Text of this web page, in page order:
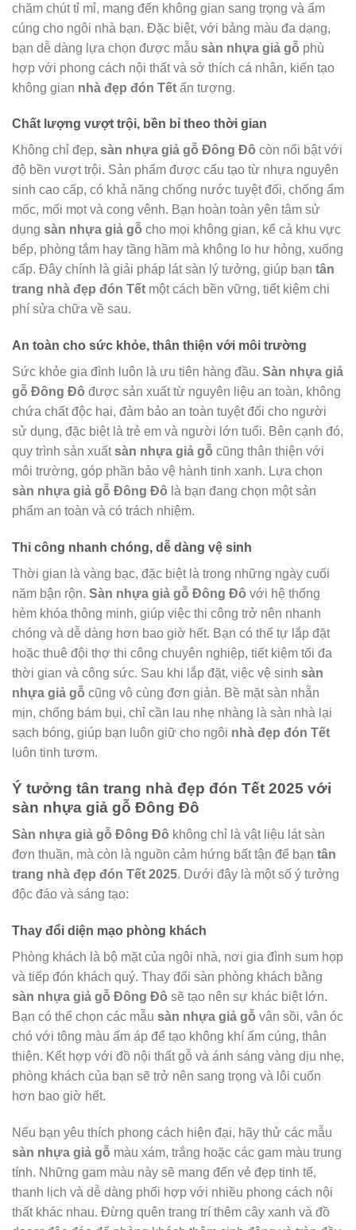
chăm chút tỉ mỉ, mang đến không gian sang trọng và ấm
cúng cho ngôi nhà bạn. Đặc biệt, với bảng màu đa dạng,
bạn dễ dàng lựa chọn được mẫu sàn nhựa giả gỗ phù
hợp với phong cách nội thất và sở thích cá nhân, kiến tạo
không gian nhà đẹp đón Tết ấn tượng.
Chất lượng vượt trội, bền bỉ theo thời gian
Không chỉ đẹp, sàn nhựa giả gỗ Đông Đô còn nổi bật với
độ bền vượt trội. Sản phẩm được cấu tạo từ nhựa nguyên
sinh cao cấp, có khả năng chống nước tuyệt đối, chống ẩm
mốc, mối mọt và cong vênh. Bạn hoàn toàn yên tâm sử
dụng sàn nhựa giả gỗ cho mọi không gian, kể cả khu vực
bếp, phòng tắm hay tầng hầm mà không lo hư hỏng, xuống
cấp. Đây chính là giải pháp lát sàn lý tưởng, giúp bạn tân
trang nhà đẹp đón Tết một cách bền vững, tiết kiệm chi
phí sửa chữa về sau.
An toàn cho sức khỏe, thân thiện với môi trường
Sức khỏe gia đình luôn là ưu tiên hàng đầu. Sàn nhựa giả
gỗ Đông Đô được sản xuất từ nguyên liệu an toàn, không
chứa chất độc hại, đảm bảo an toàn tuyệt đối cho người
sử dụng, đặc biệt là trẻ em và người lớn tuổi. Bên cạnh đó,
quy trình sản xuấtsàn nhựa giả gỗ cũng thân thiện với
môi trường, góp phần bảo vệ hành tinh xanh. Lựa chọn
sàn nhựa giả gỗ Đông Đô là bạn đang chọn một sản
phẩm an toàn và có trách nhiệm.
Thi công nhanh chóng, dễ dàng vệ sinh
Thời gian là vàng bạc, đặc biệt là trong những ngày cuối
năm bận rộn. Sàn nhựa giả gỗ Đông Đô với hệ thống
hèm khóa thông minh, giúp việc thi công trở nên nhanh
chóng và dễ dàng hơn bao giờ hết. Bạn có thể tự lắp đặt
hoặc thuê đội thợ thi công chuyên nghiệp, tiết kiệm tối đa
thời gian và công sức. Sau khi lắp đặt, việc vệ sinh sàn
nhựa giả gỗ cũng vô cùng đơn giản. Bề mặt sàn nhẵn
mịn, chống bám bụi, chỉ cần lau nhẹ nhàng là sàn nhà lại
sạch bóng, giúp bạn luôn giữ cho ngôi nhà đẹp đón Tết
luôn tinh tươm.
Ý tưởng tân trang nhà đẹp đón Tết 2025 với
sàn nhựa giả gỗ Đông Đô
Sàn nhựa giả gỗ Đông Đô không chỉ là vật liệu lát sàn
đơn thuần, mà còn là nguồn cảm hứng bất tận để bạn tân
trang nhà đẹp đón Tết 2025. Dưới đây là một số ý tưởng
độc đáo và sáng tạo:
Thay đổi diện mạo phòng khách
Phòng khách là bộ mặt của ngôi nhà, nơi gia đình sum họp
và tiếp đón khách quý. Thay đổi sàn phòng khách bằng
sàn nhựa giả gỗ Đông Đô sẽ tạo nên sự khác biệt lớn.
Bạn có thể chọn các mẫu sàn nhựa giả gỗ vân sồi, vân óc
chó với tông màu ấm áp để tạo không khí ấm cúng, thân
thiện. Kết hợp với đồ nội thất gỗ và ánh sáng vàng dịu nhẹ,
phòng khách của bạn sẽ trở nên sang trọng và lôi cuốn
hơn bao giờ hết.
Nếu bạn yêu thích phong cách hiện đại, hãy thử các mẫu
sàn nhựa giả gỗ màu xám, trắng hoặc các gam màu trung
tính. Những gam màu này sẽ mang đến vẻ đẹp tinh tế,
thanh lịch và dễ dàng phối hợp với nhiều phong cách nội
thất khác nhau. Đừng quên trang trí thêm cây xanh và đồ